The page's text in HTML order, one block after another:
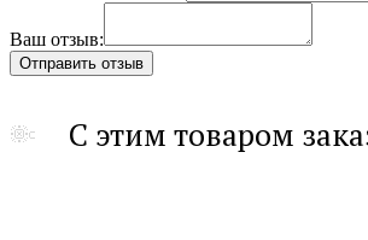
Ваш отзыв:
С этим товаром